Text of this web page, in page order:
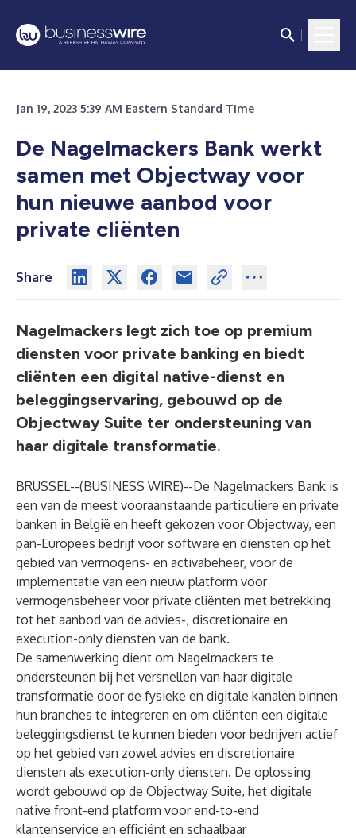
Jan 19, 2023 5:39 AM Eastern Standard Time
De Nagelmackers Bank werkt
samen met Objectway voor
hun nieuwe aanbod voor
private cliënten
Share
Nagelmackers legt zich toe op premium
diensten voor private banking en biedt
cliënten een digital native-dienst en
beleggingservaring, gebouwd op de
Objectway Suite ter ondersteuning van
haar digitale transformatie.
BRUSSEL--(BUSINESS WIRE)--De Nagelmackers Bank is
een van de meest vooraanstaande particuliere en private
banken in België en heeft gekozen voor Objectway, een
pan-Europees bedrijf voor software en diensten op het
gebied van vermogens- en activabeheer, voor de
implementatie van een nieuw platform voor
vermogensbeheer voor private cliënten met betrekking
tot het aanbod van de advies-, discretionaire en
execution-only diensten van de bank.
De samenwerking dient om Nagelmackers te
ondersteunen bij het versnellen van haar digitale
transformatie door de fysieke en digitale kanalen binnen
hun branches te integreren en om cliënten een digitale
beleggingsdienst te kunnen bieden voor bedrijven actief
op het gebied van zowel advies en discretionaire
diensten als execution-only diensten. De oplossing
wordt gebouwd op de Objectway Suite, het digitale
native front-end platform voor end-to-end
klantenservice en efficiënt en schaalbaar